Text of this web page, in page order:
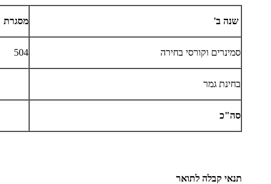
שנה ב' מסגרת
סמינרים וקורסי בחירה 504
בחינת גמר
סה"כ
תנאי קבלה לתואר